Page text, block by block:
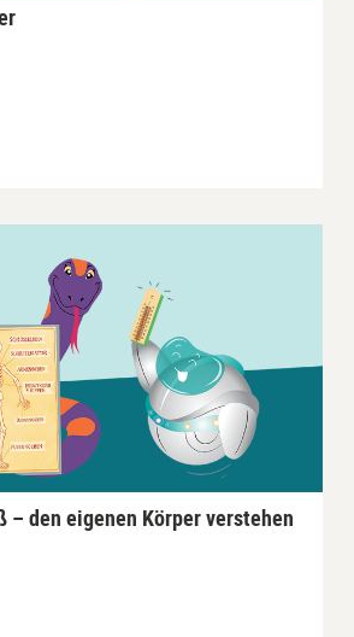
– den eigenen Körper verstehen